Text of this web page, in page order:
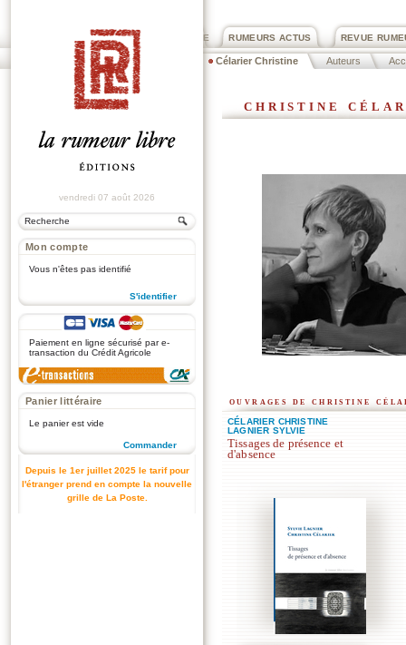
REVUE
RUMEURS ACTUS
PRIX ROGER DEXTRE
Célarier Christine Auteurs
vendredi 07 août 2026
Mon compte
Vous n'êtes pas identifié
S'identifier
Paiement en ligne sécurisé par e-
transaction du Crédit Agricole
Panier littéraire
Le panier est vide
Commander
Depuis le 1er juillet 2025 le tarif pour
l'étranger prend en compte la nouvelle
grille de La Poste.
christine
ouvrages de christine
CÉLARIER CHRISTINE
LAGNIER SYLVIE
Tissages de présence et
d'absence